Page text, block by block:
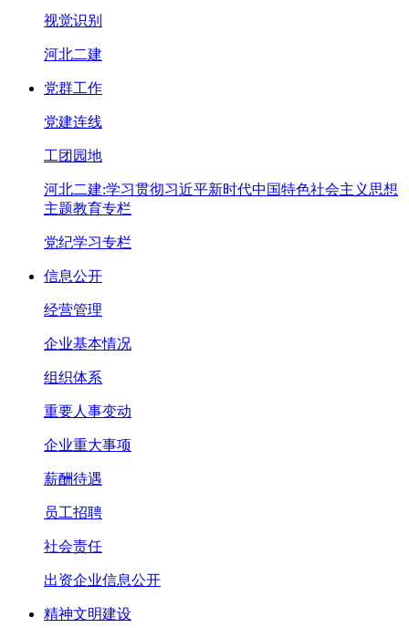
视觉识别
河北二建
党群工作
党建连线
工团园地
河北二建:学习贯彻习近平新时代中国特色社会主义思想
主题教育专栏
党纪学习专栏
信息公开
经营管理
企业基本情况
组织体系
重要人事变动
企业重大事项
薪酬待遇
员工招聘
社会责任
出资企业信息公开
精神文明建设